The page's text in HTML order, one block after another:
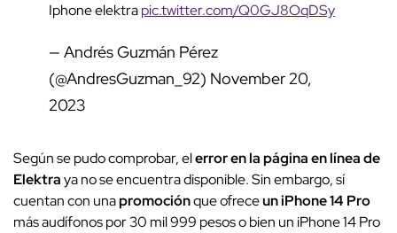
Iphone elektrapic.twitter.com/Q0GJ8OqDSy
— Andrés Guzmán Pérez
(@AndresGuzman_92) November 20,
2023
Según se pudo comprobar, elerror en la página en línea de
Elektraya no se encuentra disponible. Sin embargo, sí
cuentan con unapromociónque ofreceun iPhone 14 Pro
más audífonos por 30 mil 999 pesos o bien un iPhone 14 Pro